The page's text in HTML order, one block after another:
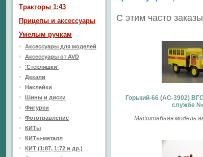
С этим часто
Горький-66 (АС-3902)
службе
Масштабная модель
Тракторы 1:43
Прицепы и аксессуары
Умелым ручкам
Аксессуары для моделей
Аксессуары от AVD
'Стекляшки'
Декали
Наклейки
Шины и диски
Фигурки
Фототравление
КИТы
КИТы-металл
КИТ (1:87, 1:72 и др.)